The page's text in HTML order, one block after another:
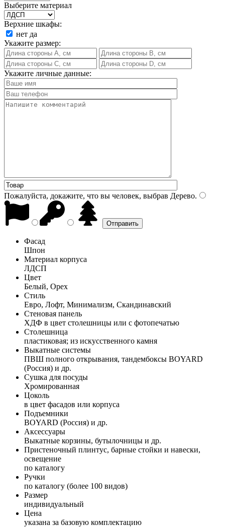
Выберите материал
Верхние шкафы:
нет да
Укажите размер:
Укажите личные данные:
Пожалуйста, докажите, что вы человек, выбрав Дерево.
Фасад
Шпон
Материал корпуса
ЛДСП
Цвет
Белый, Орех
Стиль
Евро, Лофт, Минимализм, Скандинавский
Стеновая панель
ХДФ в цвет столешницы или с фотопечатью
Столешница
пластиковая; из искусственного камня
Выкатные системы
ПВШ полного открывания, тандембоксы BOYARD
(Россия) и др.
Сушка для посуды
Хромированная
Цоколь
в цвет фасадов или корпуса
Подъемники
BOYARD (Россия) и др.
Аксессуары
Выкатные корзины, бутылочницы и др.
Пристеночный плинтус, барные стойки и навески,
освещение
по каталогу
Ручки
по каталогу (более 100 видов)
Размер
индивидуальный
Цена
указана за базовую комплектацию